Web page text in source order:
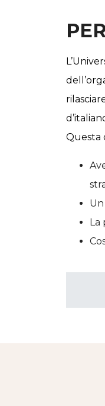
Questa
La